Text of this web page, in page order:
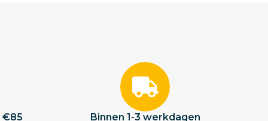
€85
Binnen 1-3 werkdagen